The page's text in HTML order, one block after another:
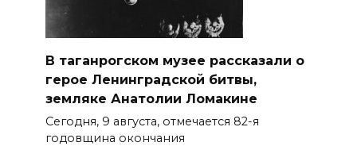
В таганрогском музее рассказали о
герое Ленинградской битвы,
земляке Анатолии Ломакине
Сегодня, 9 августа, отмечается 82-я
годовщина окончания